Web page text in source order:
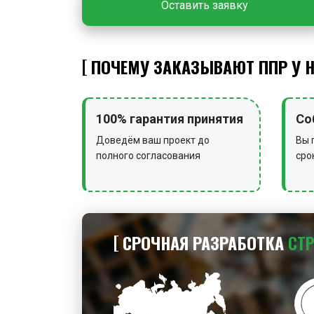
Оставить заявку
ПОЧЕМУ ЗАКАЗЫВАЮТ ППР У
100% гарантия принятия
Доведём ваш проект до
полного согласования
Вы
СРОЧНАЯ РАЗРАБОТКА